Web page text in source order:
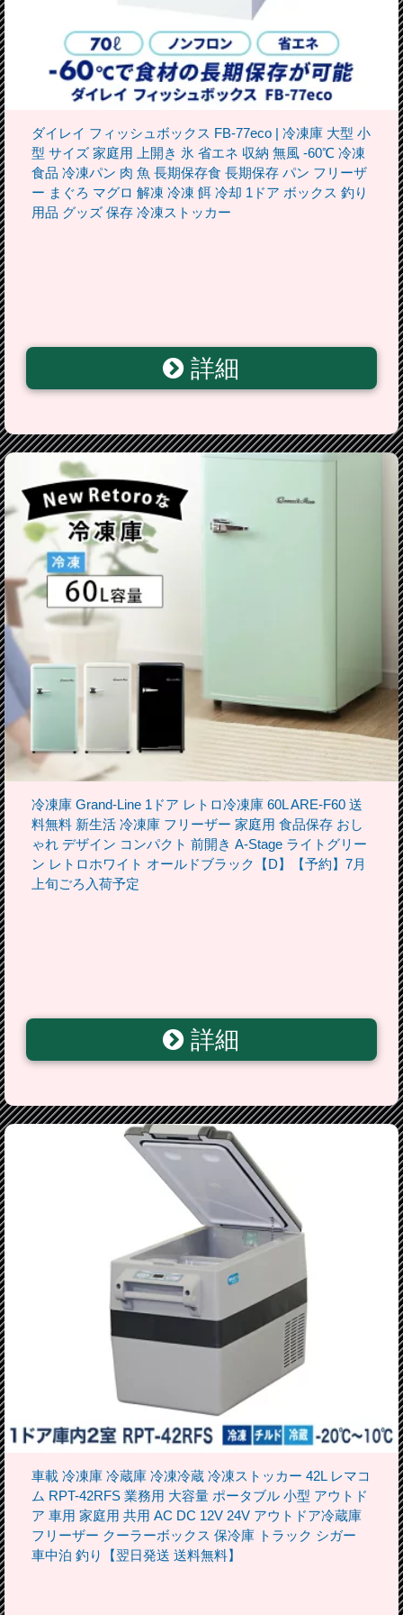
ダイレイ フィッシュボックス FB-77eco | 冷凍庫 大型 小
型 サイズ 家庭用 上開き 氷 省エネ 収納 無風 -60℃ 冷凍
食品 冷凍パン 肉 魚 長期保存食 長期保存 パン フリーザ
ー まぐろ マグロ 解凍 冷凍 餌 冷却 1ドア ボックス 釣り
用品 グッズ 保存 冷凍ストッカー
詳細
冷凍庫 Grand-Line 1ドア レトロ冷凍庫 60L ARE-F60 送
料無料 新生活 冷凍庫 フリーザー 家庭用 食品保存 おし
ゃれ デザイン コンパクト 前開き A-Stage ライトグリー
ン レトロホワイト オールドブラック【D】【予約】7月
上旬ごろ入荷予定
詳細
車載 冷凍庫 冷蔵庫 冷凍冷蔵 冷凍ストッカー 42L レマコ
ム RPT-42RFS 業務用 大容量 ポータブル 小型 アウトド
ア 車用 家庭用 共用 AC DC 12V 24V アウトドア冷蔵庫
フリーザー クーラーボックス 保冷庫 トラック シガー
車中泊 釣り【翌日発送 送料無料】